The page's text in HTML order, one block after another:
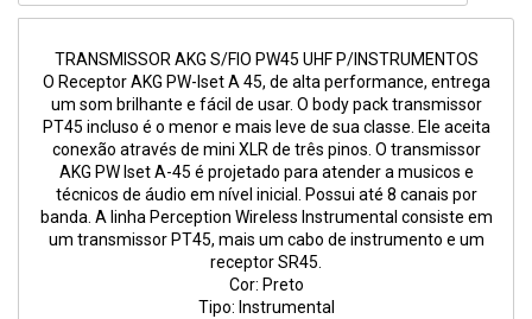
TRANSMISSOR AKG S/FIO PW45 UHF P/INSTRUMENTOS
O Receptor AKG PW-Iset A 45, de alta performance, entrega
um som brilhante e fácil de usar. O body pack transmissor
PT45 incluso é o menor e mais leve de sua classe. Ele aceita
conexão através de mini XLR de três pinos. O transmissor
AKG PW Iset A-45 é projetado para atender a musicos e
técnicos de áudio em nível inicial. Possui até 8 canais por
banda. A linha Perception Wireless Instrumental consiste em
um transmissor PT45, mais um cabo de instrumento e um
receptor SR45.
Cor: Preto
Tipo: Instrumental